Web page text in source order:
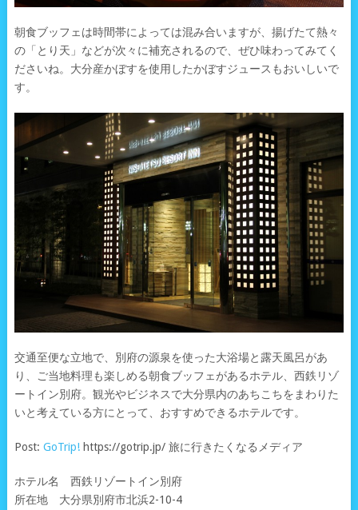
朝食ブッフェは時間帯によっては混み合いますが、揚げたて熱々
の「とり天」などが次々に補充されるので、ぜひ味わってみてく
ださいね。大分産かぼすを使用したかぼすジュースもおいしいで
す。
交通至便な立地で、別府の源泉を使った大浴場と露天風呂があ
り、ご当地料理も楽しめる朝食ブッフェがあるホテル、西鉄リゾ
ートイン別府。観光やビジネスで大分県内のあちこちをまわりた
いと考えている方にとって、おすすめできるホテルです。
Post: GoTrip!https://gotrip.jp/ 旅に行きたくなるメディア
ホテル名 西鉄リゾートイン別府
所在地 大分県別府市北浜2-10-4